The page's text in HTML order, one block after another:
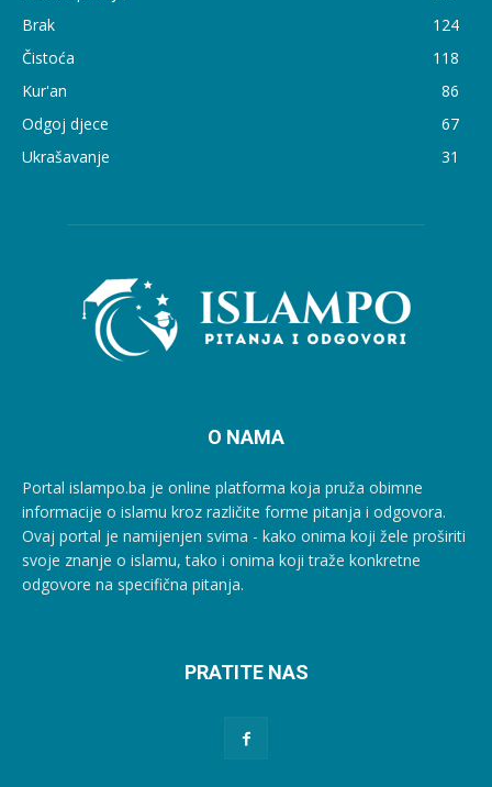
Brak
124
Čistoća
118
Kur'an
86
Odgoj djece
67
Ukrašavanje
31
O NAMA
Portal islampo.ba je online platforma koja pruža obimne
informacije o islamu kroz različite forme pitanja i odgovora.
Ovaj portal je namijenjen svima - kako onima koji žele proširiti
svoje znanje o islamu, tako i onima koji traže konkretne
odgovore na specifična pitanja.
PRATITE NAS